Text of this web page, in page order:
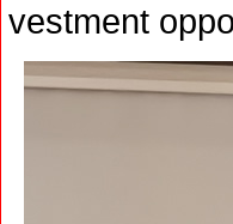
vestment